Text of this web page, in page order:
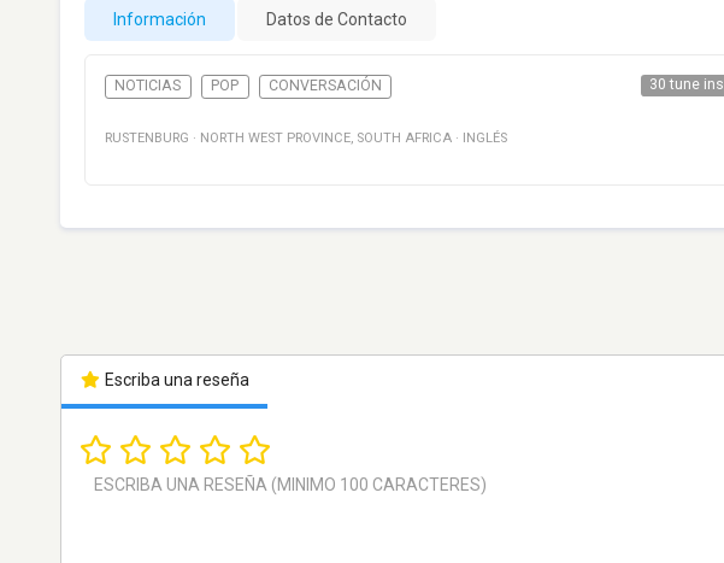
Información Datos de Contacto
NOTICIAS POP CONVERSACIÓN 30 tune ins
RUSTENBURG · NORTH WEST PROVINCE, SOUTH AFRICA · INGLÉS
Escriba una reseña